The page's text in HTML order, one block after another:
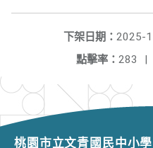
下架日期： 2025-
點擊率： 283 |
桃園市立文青國民中小學